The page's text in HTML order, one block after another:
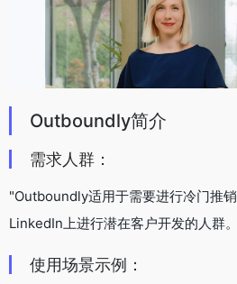
Outboundly简介
需求人群：
"Outboundly适用于需要进行冷门推
LinkedIn上进行潜在客户开发的人群
使用场景示例：